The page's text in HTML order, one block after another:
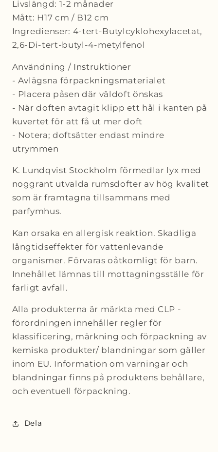
Livslängd: 1-2 månader
Mått: H17 cm / B12 cm
Ingredienser: 4-tert-Butylcyklohexylacetat,
2,6-Di-tert-butyl-4-metylfenol
Användning / Instruktioner
- Avlägsna förpackningsmaterialet
- Placera påsen där väldoft önskas
- När doften avtagit klipp ett hål i kanten på
kuvertet för att få ut mer doft
- Notera; doftsätter endast mindre
utrymmen
K. Lundqvist Stockholm förmedlar lyx med
noggrant utvalda rumsdofter av hög kvalitet
som är framtagna tillsammans med
parfymhus.
Kan orsaka en allergisk reaktion. Skadliga
långtidseffekter för vattenlevande
organismer. Förvaras oåtkomligt för barn.
Innehållet lämnas till mottagningsställe för
farligt avfall.
Alla produkterna är märkta med CLP -
förordningen innehåller regler för
klassificering, märkning och förpackning av
kemiska produkter/ blandningar som gäller
inom EU. Information om varningar och
blandningar finns på produktens behållare,
och eventuell förpackning.
Dela